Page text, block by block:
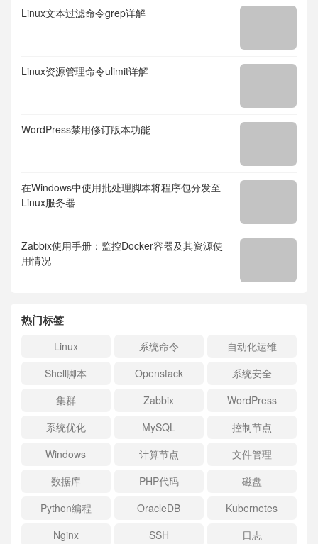
Linux文本过滤命令grep详解
Linux资源管理命令ulimit详解
WordPress禁用修订版本功能
在Windows中使用批处理脚本将程序包分发至
Linux服务器
Zabbix使用手册：监控Docker容器及其资源使
用情况
热门标签
Linux 系统命令
自动化运维
Shell脚本
Openstack
系统安全
集群
Zabbix
WordPress
系统优化
MySQL
控制节点
Windows
计算节点
文件管理
数据库
PHP代码
磁盘
Python编程
OracleDB
Kubernetes
Nginx
SSH 日志